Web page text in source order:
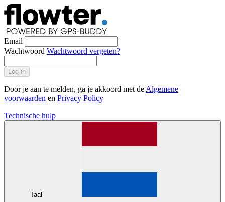
Email
Wachtwoord Wachtwoord vergeten?
Log in
Door je aan te melden, ga je akkoord met de Algemene
voorwaarden en Privacy Policy
Technische hulp
Taal